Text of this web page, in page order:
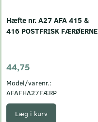
Hæfte nr. A27 AFA 415 &
416 POSTFRISK FÆRØERNE
44,75
Model/varenr.:
AFAFHA27FÆRP
Læg i kurv